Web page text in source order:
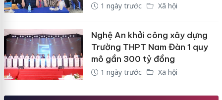
1 ngày trước Xã hội
Nghệ An khởi công xây dựng
Trường THPT Nam Đàn 1 quy
mô gần 300 tỷ đồng
1 ngày trước Xã hội